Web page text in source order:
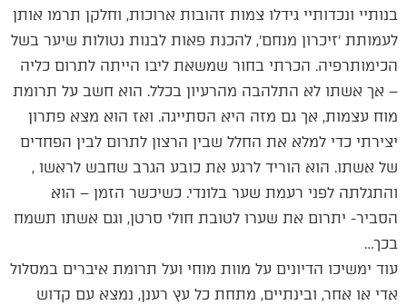
בנותיי ונכדותיי גידלו צמות זהובות ארוכות, וחלקן תרמו אותן
לעמותת ׳זיכרון מנחם׳, להכנת פאות לבנות נטולות שיער בשל
הכימותרפיה. הכרתי בחור שמשאת ליבו הייתה לתרום כליה
– אך אשתו לא התלהבה מהרעיון בכלל. הוא חשב על תרומת
מוח עצמות, אך גם מזה היא הסתייגה. ואז הוא מצא פתרון
יצירתי כדי למלא את החלל שבין הרצון לתרום לבין הפחדים
של אשתו. הוא הוריד לרגע את כובע הגרב שחבש לראשו ,
והתגלתה לפני רעמת שער בלונדי. כשיכשר הזמן – הוא
הסביר- יתרום את שערו לטובת חולי סרטן, וגם אשתו תשמח
בכך…
עוד ימשיכו הדיונים על מוות מוחי ועל תרומת איברים במסלול
אדי או אחר, ובינתיים, מתחת כל עץ רענן, נמצא עם קדוש